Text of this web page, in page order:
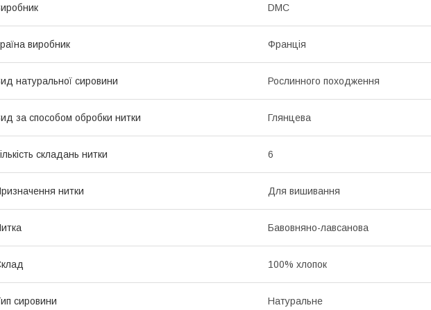
DMC
виробник Франція
натуральної сировини Рослинного походження
за способом обробки нитки Глянцева
складань нитки 6
нитки Для вишивання
Бавовняно-лавсанова
100% хлопок
сировини Натуральне